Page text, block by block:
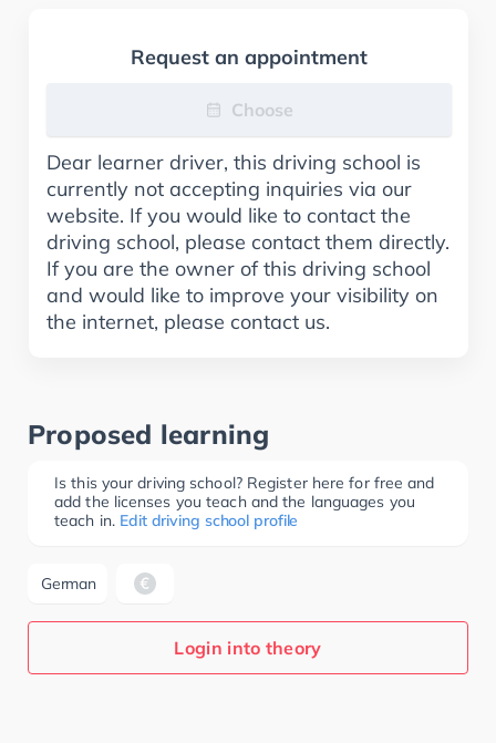
Request an appointment
Choose
Dear learner driver, this driving school is
currently not accepting inquiries via our
website. If you would like to contact the
driving school, please contact them directly.
If you are the owner of this driving school
and would like to improve your visibility on
the internet, please contact us.
Proposed learning
Is this your driving school? Register here for free and
add the licenses you teach and the languages you
teach in. Edit driving school profile
German
Login into theory